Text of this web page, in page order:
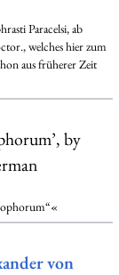
Paracelsi, ab
welches hier zum
aus früherer Zeit
by
von